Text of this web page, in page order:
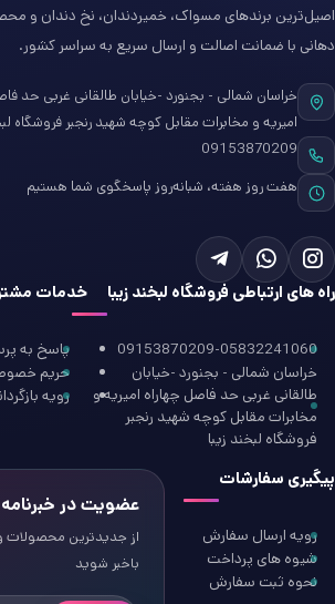
اصیل‌ترین برندهای مسواک، خمیردندان، نخ دندان و
دهانی با ضمانت اصالت و ارسال سریع به سراسر کشور.
خراسان شمالی - بجنورد -خیابان طالقانی غربی حد
امیریه و مخابرات مقابل کوچه شهید رنجبر فروشگاه
09153870209
هفت روز هفته، شبانه‌روز پاسخگوی شما هستیم
راه های ارتباطی فروشگاه لبخند زیبا
09153870209-05832241060
خراسان شمالی - بجنورد -خیابان
طالقانی غربی حد فاصل چهاراه امیریه و
مخابرات مقابل کوچه شهید رنجبر
فروشگاه لبخند زیبا
خدمات
پاسخ به
حریم
رویه
پیگیری سفارشات
رویه ارسال سفارش
شیوه های پرداخت
نحوه ثبت سفارش
عضویت در خبرنامه
از جدیدترین محصولات
باخبر شوید